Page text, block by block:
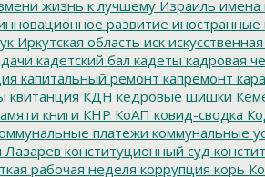
жизнь к лучшему Израиль имена
развитие иностранные
Иркутская область иск
кадетский бал кадеты кадровая
капитальный ремонт капремонт
квитанция КДН кедровые шишки
книги КНР КоАП ковид-сводка
платежи коммунальные
Лазарев конституционный суд
рабочая неделя коррупция корь